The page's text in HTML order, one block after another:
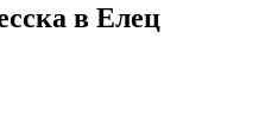
в Елец